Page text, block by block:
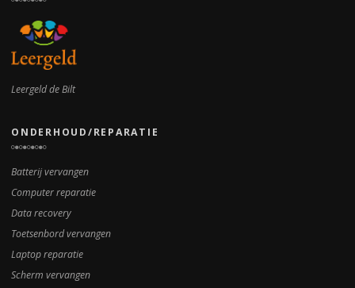
Leergeld de Bilt
ONDERHOUD/REPARATIE
Batterij vervangen
Computer reparatie
Data recovery
Toetsenbord vervangen
Laptop reparatie
Scherm vervangen